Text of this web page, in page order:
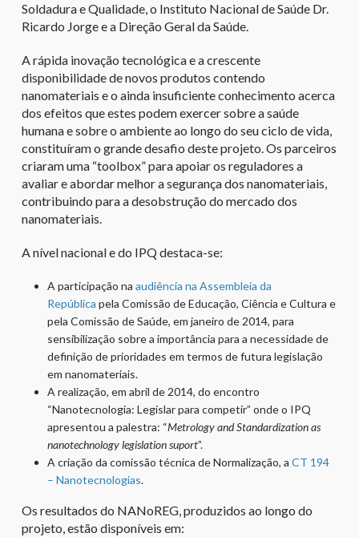
Soldadura e Qualidade, o Instituto Nacional de Saúde Dr.
Ricardo Jorge e a Direção Geral da Saúde.
A rápida inovação tecnológica e a crescente
disponibilidade de novos produtos contendo
nanomateriais e o ainda insuficiente conhecimento acerca
dos efeitos que estes podem exercer sobre a saúde
humana e sobre o ambiente ao longo do seu ciclo de vida,
constituíram o grande desafio deste projeto. Os parceiros
criaram uma “toolbox” para apoiar os reguladores a
avaliar e abordar melhor a segurança dos nanomateriais,
contribuindo para a desobstrução do mercado dos
nanomateriais.
A nível nacional e do IPQ destaca-se:
A participação na audiência na Assembleia da
República pela Comissão de Educação, Ciência e Cultura e
pela Comissão de Saúde, em janeiro de 2014, para
sensibilização sobre a importância para a necessidade de
definição de prioridades em termos de futura legislação
em nanomateriais.
A realização, em abril de 2014, do encontro
“Nanotecnologia: Legislar para competir” onde o IPQ
apresentou a palestra: “Metrology and Standardization as
nanotechnology legislation suport”.
A criação da comissão técnica de Normalização, a CT 194
– Nanotecnologias.
Os resultados do NANoREG, produzidos ao longo do
projeto, estão disponíveis em: